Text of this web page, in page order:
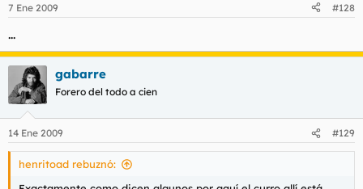
7 Ene 2009 #128
...
gabarre
Forero del todo a cien
14 Ene 2009 #129
henritoad rebuznó: